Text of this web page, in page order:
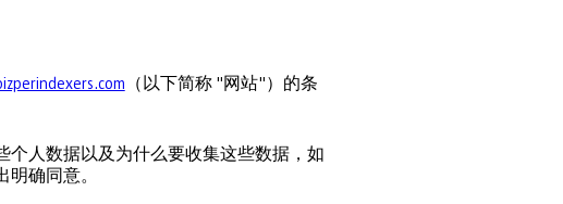
（以下简称 "网站"）的条
人数据以及为什么要收集这些数据，如
确同意。